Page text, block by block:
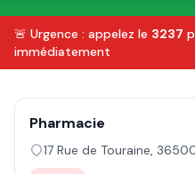
🚨 Urgence : appelez le 3237
immédiatement
Pharmacie
17 Rue de Touraine,